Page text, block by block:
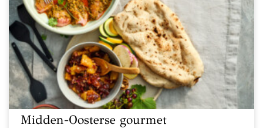
Midden-Oosterse gourmet